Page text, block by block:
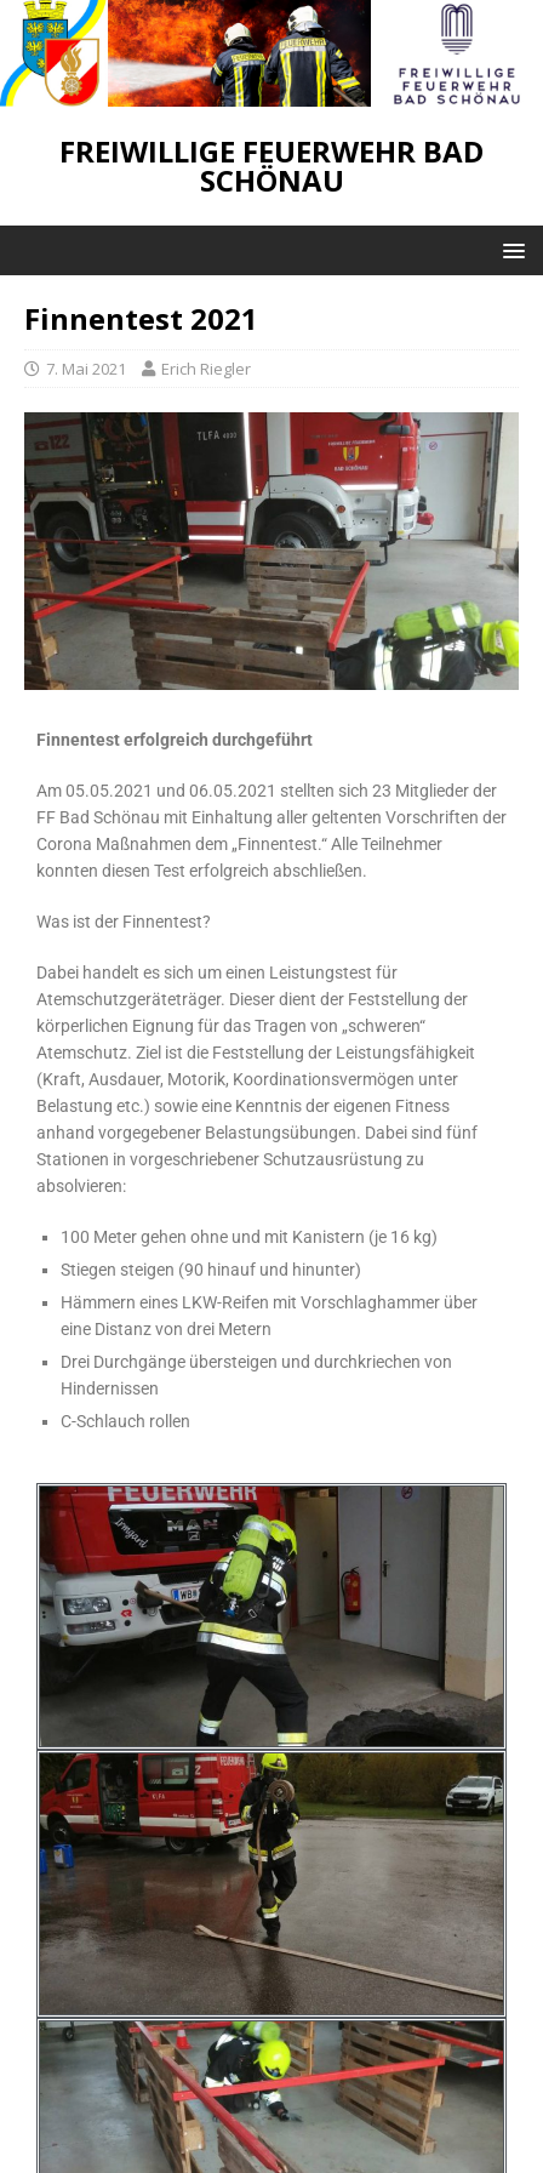
FREIWILLIGE FEUERWEHR BAD
SCHÖNAU
Finnentest 2021
7. Mai 2021 Erich Riegler
Finnentest erfolgreich durchgeführt
Am 05.05.2021 und 06.05.2021 stellten sich 23 Mitglieder der
FF Bad Schönau mit Einhaltung aller geltenten Vorschriften der
Corona Maßnahmen dem „Finnentest.“ Alle Teilnehmer
konnten diesen Test erfolgreich abschließen.
Was ist der Finnentest?
Dabei handelt es sich um einen Leistungstest für
Atemschutzgeräteträger. Dieser dient der Feststellung der
körperlichen Eignung für das Tragen von „schweren“
Atemschutz. Ziel ist die Feststellung der Leistungsfähigkeit
(Kraft, Ausdauer, Motorik, Koordinationsvermögen unter
Belastung etc.) sowie eine Kenntnis der eigenen Fitness
anhand vorgegebener Belastungsübungen. Dabei sind fünf
Stationen in vorgeschriebener Schutzausrüstung zu
absolvieren:
100 Meter gehen ohne und mit Kanistern (je 16 kg)
Stiegen steigen (90 hinauf und hinunter)
Hämmern eines LKW-Reifen mit Vorschlaghammer über
eine Distanz von drei Metern
Drei Durchgänge übersteigen und durchkriechen von
Hindernissen
C-Schlauch rollen